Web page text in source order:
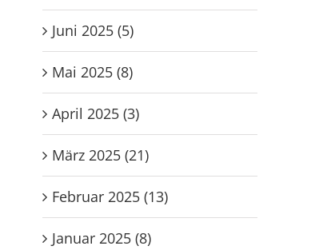
Eintracht Böddiger
1. August 2026
Juni 2025 (5)
Mai 2025 (8)
April 2025 (3)
März 2025 (21)
Februar 2025 (13)
Januar 2025 (8)